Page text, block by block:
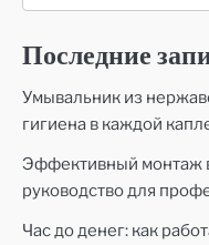
Последние
Умывальник из
гигиена в каждой
Эффективный монтаж
руководство для
Час до денег: как